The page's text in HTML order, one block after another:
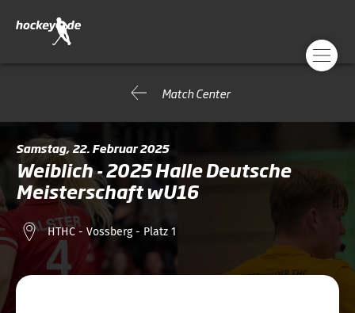
Match Center
Samstag, 22. Februar 2025
Weiblich - 2025 Halle Deutsche
Meisterschaft wU16
HTHC - Vossberg - Platz 1